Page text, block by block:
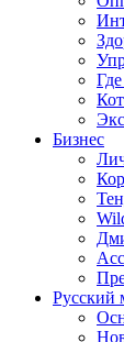
Бизнес
Русский